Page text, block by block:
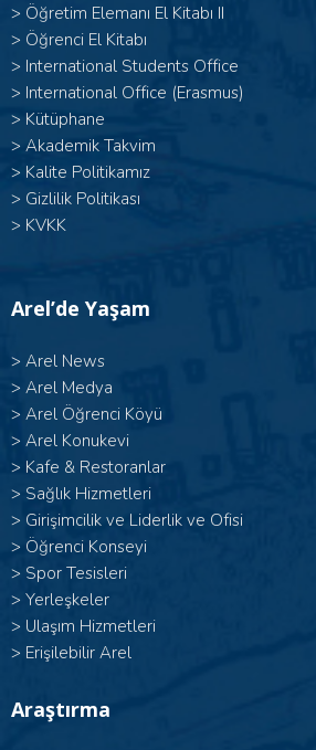
> Öğretim Elemanı El Kitabı II
> Öğrenci El Kitabı
> International Students Office
> International Office (Erasmus)
> Kütüphane
> Akademik Takvim
> Kalite Politikamız
> Gizlilik Politikası
> KVKK
Arel’de Yaşam
> Arel News
> Arel Medya
> Arel Öğrenci Köyü
> Arel Konukevi
> Kafe & Restoranlar
> Sağlık Hizmetleri
> Girişimcilik ve Liderlik ve Ofisi
> Öğrenci Konseyi
> Spor Tesisleri
> Yerleşkeler
> Ulaşım Hizmetleri
> Erişilebilir Arel
Araştırma